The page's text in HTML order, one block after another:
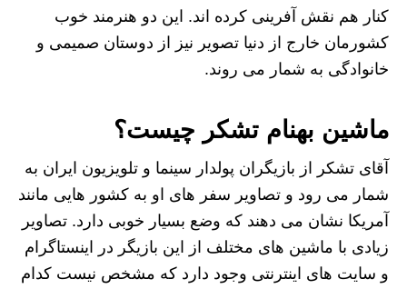
کنار هم نقش آفرینی کرده اند. این دو هنرمند خوب
کشورمان خارج از دنیا تصویر نیز از دوستان صمیمی و
خانوادگی به شمار می روند.
ماشین بهنام تشکر چیست؟
آقای تشکر از بازیگران پولدار سینما و تلویزیون ایران به
شمار می رود و تصاویر سفر های او به کشور هایی مانند
آمریکا نشان می دهند که وضع بسیار خوبی دارد. تصاویر
زیادی با ماشین های مختلف از این بازیگر در اینستاگرام
و سایت های اینترنتی وجود دارد که مشخص نیست کدام